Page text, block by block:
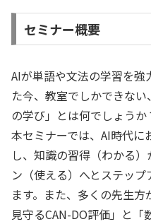
セミナー概要
AIが単語や文法の学習を
た今、教室でしかできな
の学び」とは何でしょうか
本セミナーでは、AI時代
し、知識の習得（わかる
ン（使える）へとステッ
ます。また、多くの先生
見守るCAN-DO評価」と